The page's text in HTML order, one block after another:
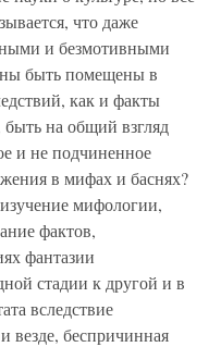
что даже
и безмотивными
быть помещены в
как и факты
на общий взгляд
и не подчиненное
в мифах и баснях?
мифологии,
фактов,
фантазии
стадии к другой и в
вследствие
везде, беспричинная